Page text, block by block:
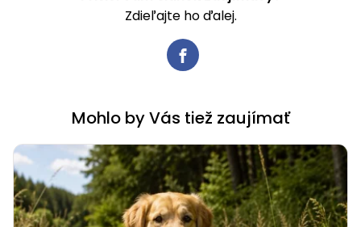
Zdieľajte ho ďalej.
Mohlo by Vás tiež zaujímať